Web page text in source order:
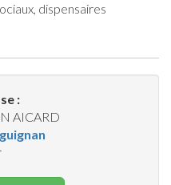
dispensaires
:
AICARD